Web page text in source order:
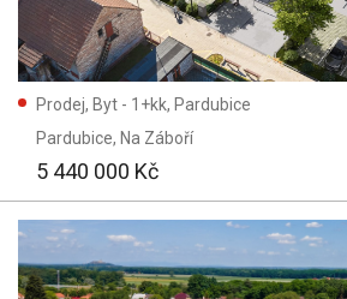
Prodej, Byt - 1+kk, Pardubice
Pardubice, Na Záboří
5 440 000 Kč